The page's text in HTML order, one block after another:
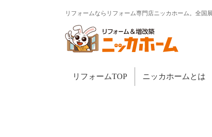
リフォームならリフォーム専門店ニッカホーム。全国
リフォームTOP ニッカホームとは